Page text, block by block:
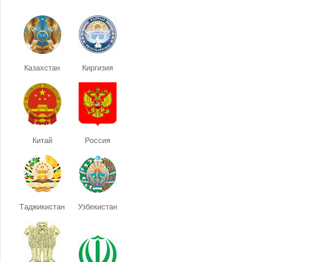
Казахстан Киргизия
Китай Россия
Таджикистан Узбекистан